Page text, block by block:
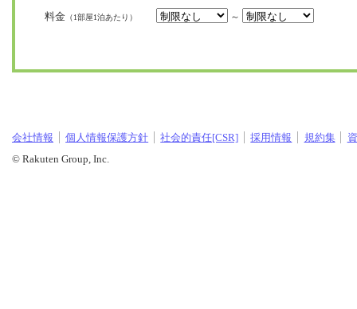
料金 （1部屋1泊あたり） ～
会社情報 個人情報保護方針 社会的責任[CSR] 採用情報 規約集
© Rakuten Group, Inc.